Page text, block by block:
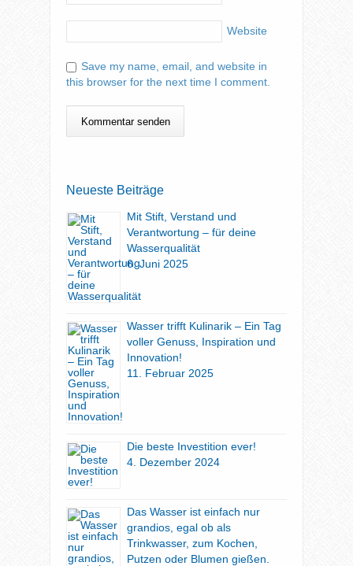
Website
Save my name, email, and website in
this browser for the next time I comment.
Neueste Beiträge
Mit Stift, Verstand und
Verantwortung – für deine
Wasserqualität
6. Juni 2025
Wasser trifft Kulinarik – Ein Tag
voller Genuss, Inspiration und
Innovation!
11. Februar 2025
Die beste Investition ever!
4. Dezember 2024
Das Wasser ist einfach nur
grandios, egal ob als
Trinkwasser, zum Kochen,
Putzen oder Blumen gießen.